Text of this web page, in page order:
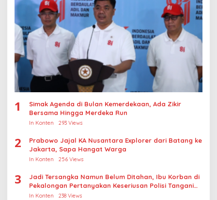
1
Simak Agenda di Bulan Kemerdekaan, Ada Zikir
Bersama Hingga Merdeka Run
In Konten 293 Views
2
Prabowo Jajal KA Nusantara Explorer dari Batang ke
Jakarta, Sapa Hangat Warga
In Konten 256 Views
3
Jadi Tersangka Namun Belum Ditahan, Ibu Korban di
Pekalongan Pertanyakan Keseriusan Polisi Tangani
Kasus Rudapksa Sampai Anaknya Hamil
In Konten 238 Views